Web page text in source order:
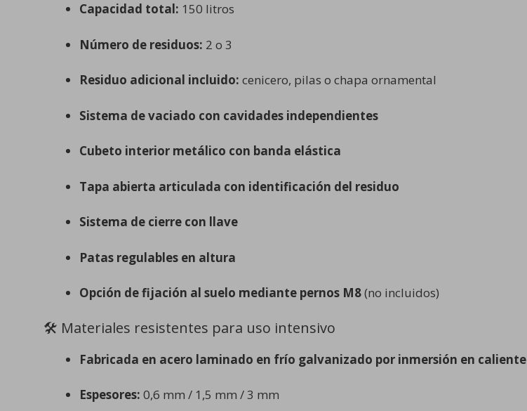
Capacidad total: 150 litros
Número de residuos: 2 o 3
Residuo adicional incluido: cenicero, pilas o chapa ornamental
Sistema de vaciado con cavidades independientes
Cubeto interior metálico con banda elástica
Tapa abierta articulada con identificación del residuo
Sistema de cierre con llave
Patas regulables en altura
Opción de fijación al suelo mediante pernos M8(no incluidos)
🛠️ Materiales resistentes para uso intensivo
Fabricada en acero laminado en frío galvanizado por inmersión en caliente
Espesores: 0,6 mm / 1,5 mm / 3 mm